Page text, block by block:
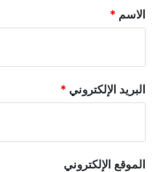
*
الاسم *
البريد الإلكتروني *
الموقع الإلكتروني